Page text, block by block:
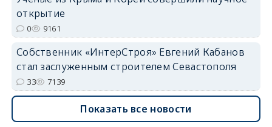
открытие
0 9161
Собственник «ИнтерСтроя» Евгений Кабанов
стал заслуженным строителем Севастополя
33 7139
Показать все новости